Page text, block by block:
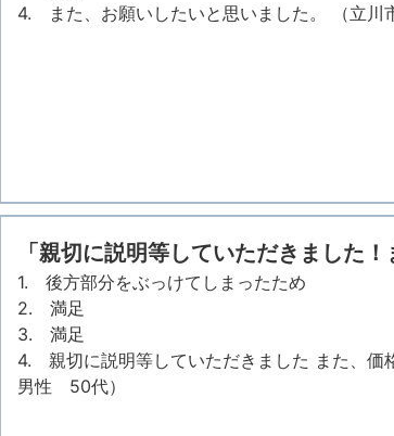
4. また、お願いしたいと思いました。 （立
「親切に説明等していただきました
1. 後方部分をぶっけてしまったため
2. 満足
3. 満足
4. 親切に説明等していただきました また、価
男性 50代）